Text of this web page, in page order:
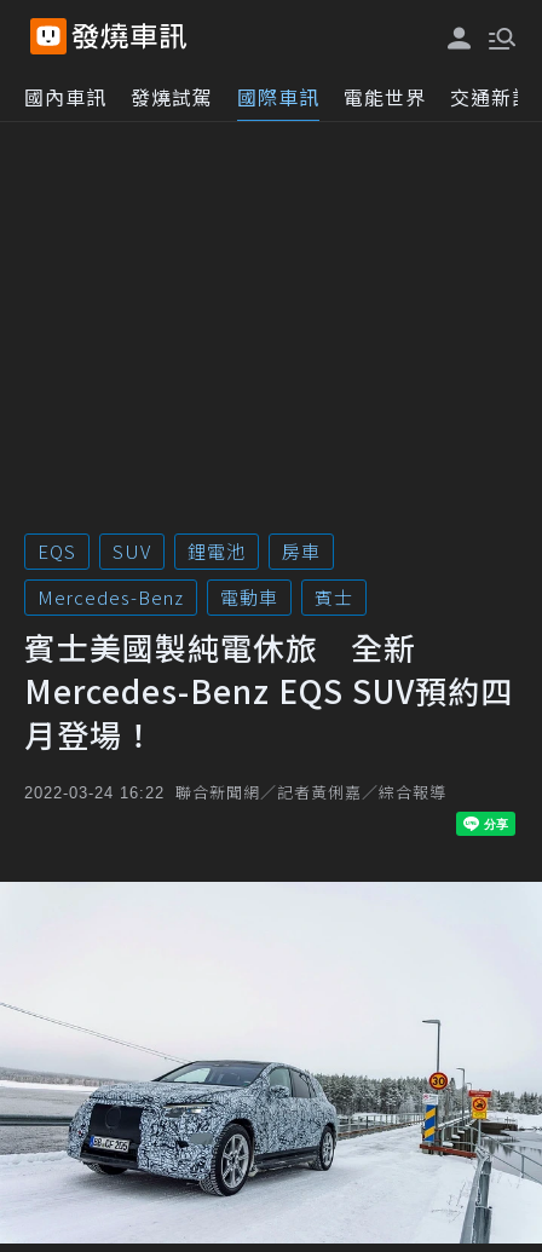
國內車訊 發燒試駕 國際車訊 電能世界 交通新訊
EQS SUV 鋰電池
房車
Mercedes-Benz
電動車 賓士
賓士美國製純電休旅 全新
Mercedes-Benz EQS SUV預約四
月登場！
2022-03-24 16:22 聯合新聞網／記者黃俐嘉／綜合報導